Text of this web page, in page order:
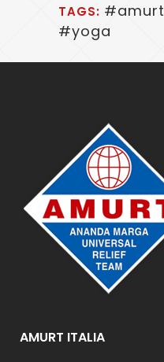
TAGS: #amurt
#yoga
AMURT ITALIA